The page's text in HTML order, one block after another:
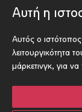
Αυτή η
Αυτός ο
λειτουργικότητα
μάρκετινγκ, για να